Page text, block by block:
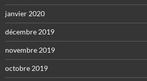
janvier 2020
décembre 2019
novembre 2019
octobre 2019